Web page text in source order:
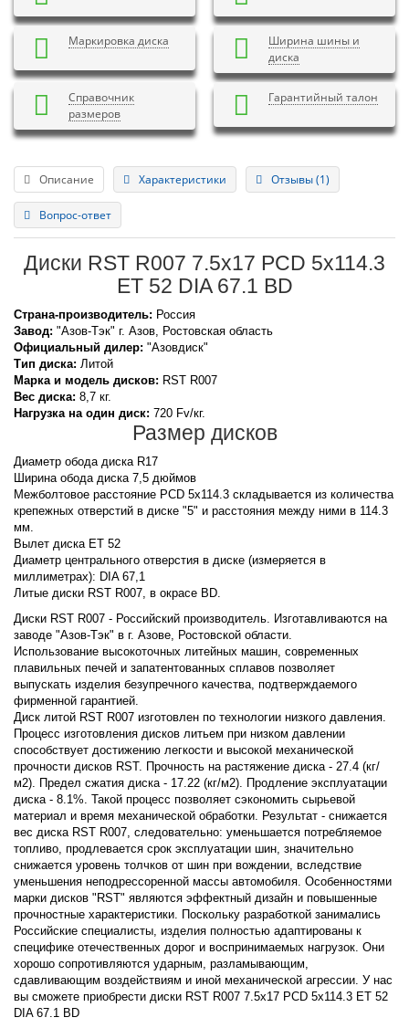
Маркировка диска
Ширина шины и
диска
Справочник
размеров
Гарантийный талон
Описание Характеристики Отзывы (1)
Вопрос-ответ
Диски RST R007 7.5x17 PCD 5x114.3
ET 52 DIA 67.1 BD
Страна-производитель: Россия
Завод: "Азов-Тэк" г. Азов, Ростовская область
Официальный дилер: "Азовдиск"
Тип диска: Литой
Марка и модель дисков: RST R007
Вес диска: 8,7 кг.
Нагрузка на один диск: 720 Fv/кг.
Размер дисков
Диаметр обода диска R17
Ширина обода диска 7,5 дюймов
Межболтовое расстояние PCD 5x114.3 складывается из количества
крепежных отверстий в диске "5" и расстояния между ними в 114.3
мм.
Вылет диска ET 52
Диаметр центрального отверстия в диске (измеряется в
миллиметрах): DIA 67,1
Литые диски RST R007, в окрасе BD.
Диски RST R007 - Российский производитель. Изготавливаются на
заводе "Азов-Тэк" в г. Азове, Ростовской области.
Использование высокоточных литейных машин, современных
плавильных печей и запатентованных сплавов позволяет
выпускать изделия безупречного качества, подтверждаемого
фирменной гарантией.
Диск литой RST R007 изготовлен по технологии низкого давления.
Процесс изготовления дисков литьем при низком давлении
способствует достижению легкости и высокой механической
прочности дисков RST. Прочность на растяжение диска - 27.4 (кг/
м2). Предел сжатия диска - 17.22 (кг/м2). Продление эксплуатации
диска - 8.1%. Такой процесс позволяет сэкономить сырьевой
материал и время механической обработки. Результат - снижается
вес диска RST R007, следовательно: уменьшается потребляемое
топливо, продлевается срок эксплуатации шин, значительно
снижается уровень толчков от шин при вождении, вследствие
уменьшения неподрессоренной массы автомобиля. Особенностями
марки дисков "RST" являются эффектный дизайн и повышенные
прочностные характеристики. Поскольку разработкой занимались
Российские специалисты, изделия полностью адаптированы к
специфике отечественных дорог и воспринимаемых нагрузок. Они
хорошо сопротивляются ударным, разламывающим,
сдавливающим воздействиям и иной механической агрессии. У нас
вы сможете приобрести диски RST R007 7.5x17 PCD 5x114.3 ET 52
DIA 67.1 BD